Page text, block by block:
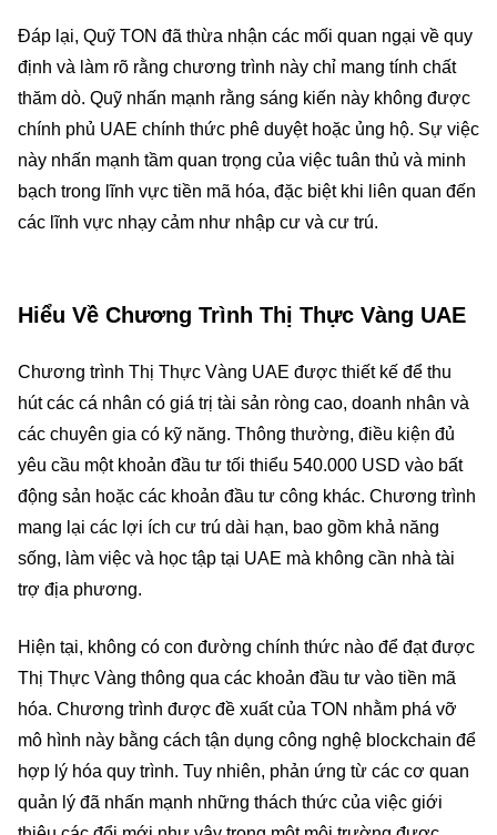
Đáp lại, Quỹ TON đã thừa nhận các mối quan ngại về quy
định và làm rõ rằng chương trình này chỉ mang tính chất
thăm dò. Quỹ nhấn mạnh rằng sáng kiến này không được
chính phủ UAE chính thức phê duyệt hoặc ủng hộ. Sự việc
này nhấn mạnh tầm quan trọng của việc tuân thủ và minh
bạch trong lĩnh vực tiền mã hóa, đặc biệt khi liên quan đến
các lĩnh vực nhạy cảm như nhập cư và cư trú.
Hiểu Về Chương Trình Thị Thực Vàng UAE
Chương trình Thị Thực Vàng UAE được thiết kế để thu
hút các cá nhân có giá trị tài sản ròng cao, doanh nhân và
các chuyên gia có kỹ năng. Thông thường, điều kiện đủ
yêu cầu một khoản đầu tư tối thiểu 540.000 USD vào bất
động sản hoặc các khoản đầu tư công khác. Chương trình
mang lại các lợi ích cư trú dài hạn, bao gồm khả năng
sống, làm việc và học tập tại UAE mà không cần nhà tài
trợ địa phương.
Hiện tại, không có con đường chính thức nào để đạt được
Thị Thực Vàng thông qua các khoản đầu tư vào tiền mã
hóa. Chương trình được đề xuất của TON nhằm phá vỡ
mô hình này bằng cách tận dụng công nghệ blockchain để
hợp lý hóa quy trình. Tuy nhiên, phản ứng từ các cơ quan
quản lý đã nhấn mạnh những thách thức của việc giới